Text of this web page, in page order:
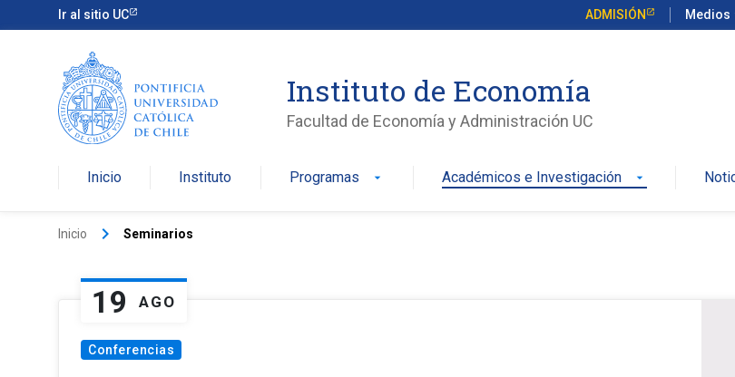
Ir al sitio UC ADMISIÓN Medios
Instituto de Economía
Facultad de Economía y Administración UC
Inicio Instituto Programas arrow_drop_down Académicos e Investigación arrow_drop_down
Inicio keyboard_arrow_right Seminarios
19 AGO
Conferencias